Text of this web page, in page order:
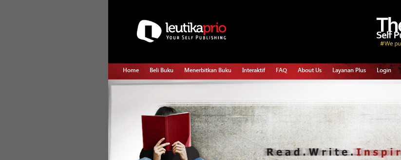
Home Beli Buku Menerbitkan Buku Interaktif FAQ About Us Layanan Plus Login